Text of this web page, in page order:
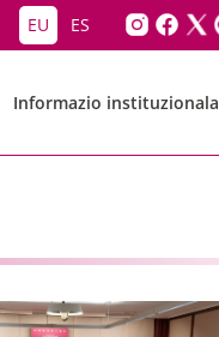
EU ES
Informazio instituzionala